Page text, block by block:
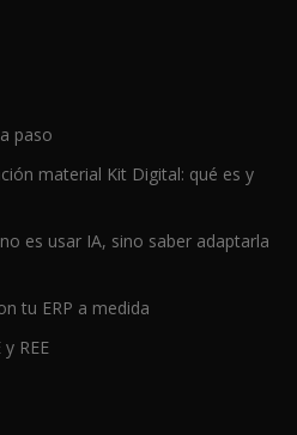
paso
material Kit Digital: qué es y
es usar IA, sino saber adaptarla
tu ERP a medida
REE